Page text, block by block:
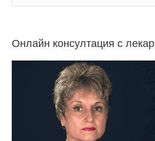
Онлайн консултация с лекар